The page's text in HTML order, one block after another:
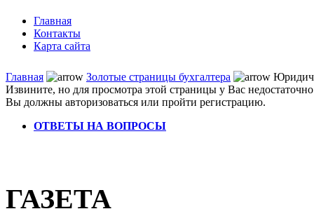
Главная
Контакты
Карта сайта
Главная Золотые страницы бухгалтера
Извините, но для просмотра этой страницы у Вас
Вы должны авторизоваться или пройти регистрацию.
ОТВЕТЫ НА ВОПРОСЫ
ГАЗЕТА